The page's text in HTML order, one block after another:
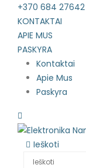
+370 684 27642
KONTAKTAI
APIE MUS
PASKYRA
Kontaktai
Apie Mus
Paskyra
Ieškoti